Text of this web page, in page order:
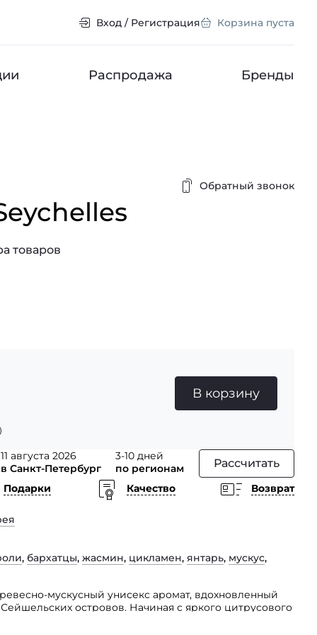
Вход / Регистрация Корзина пуста
Распродажа Бренды
Обратный звонок
товаров
В корзину
11 августа 2026
в Санкт-Петербург
3-10 дней
по регионам
Рассчитать
Подарки Качество
Возврат
, бархатцы, жасмин, цикламен, янтарь, мускус,
мускусный унисекс аромат, вдохновленный
островов. Начиная с яркого цитрусового